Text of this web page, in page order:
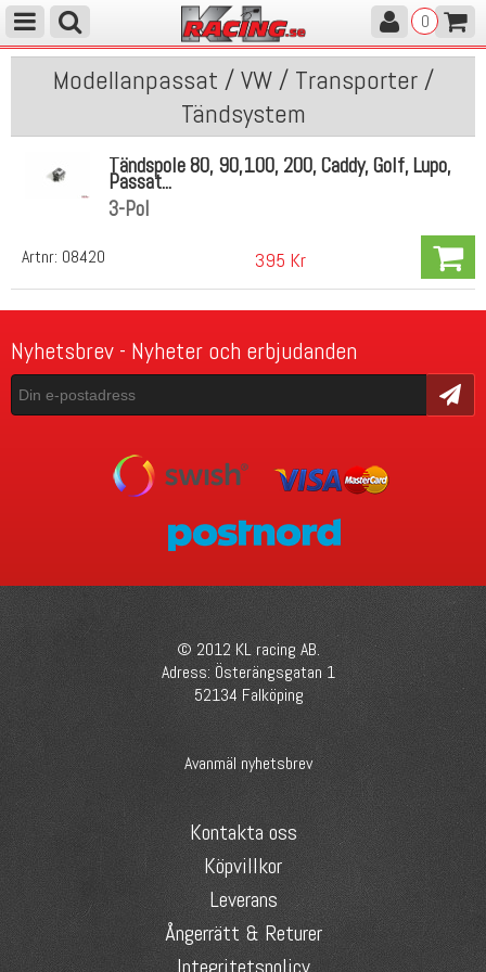
0
Modellanpassat / VW / Transporter /
Tändsystem
Artnr: 08420
Tändspole 80, 90,100, 200, Caddy, Golf, Lupo,
Passat...
3-Pol
395 Kr
Nyhetsbrev - Nyheter och erbjudanden
Skicka
© 2012 KL racing AB.
Adress: Österängsgatan 1
52134 Falköping
Avanmäl nyhetsbrev
Kontakta oss
Köpvillkor
Leverans
Ångerrätt & Returer